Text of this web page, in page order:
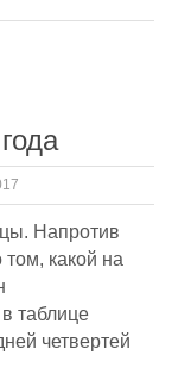
Напротив
какой на
таблице
четвертей